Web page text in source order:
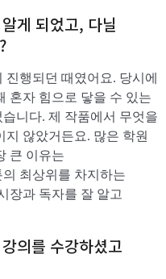
게 되었고, 다닐
진행되던 때였어요. 당시에
혼자 힘으로 닿을 수 있는
니다. 제 작품에서 무엇을
지 않았거든요. 많은 학원
큰 이유는
최상위를 차지하는
장과 독자를 잘 알고
의를 수강하셨고